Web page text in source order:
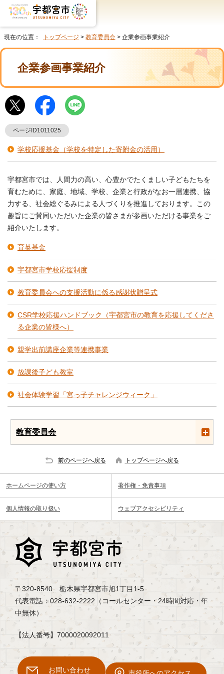
現在の位置： トップページ > 教育委員会 > 企業参画事業紹介
企業参画事業紹介
ページID1011025
学校応援基金（学校を特定した寄附金の活用）
宇都宮市では、人間力の高い、心豊かでたくましい子どもたちを
育むために、家庭、地域、学校、企業と行政がなお一層連携、協
力する、社会総ぐるみによる人づくりを推進しております。この
趣旨にご賛同いただいた企業の皆さまが参画いただける事業をご
紹介いたします。
育英基金
宇都宮市学校応援制度
教育委員会への支援活動に係る感謝状贈呈式
CSR学校応援ハンドブック（宇都宮市の教育を応援してくださ
る企業の皆様へ）
親学出前講座企業等連携事業
放課後子ども教室
社会体験学習「宮っ子チャレンジウィーク」
教育委員会
前のページへ戻る トップページへ戻る
ホームページの使い方 著作権・免責事項
個人情報の取り扱い ウェブアクセシビリティ
〒320-8540 栃木県宇都宮市旭1丁目1-5
代表電話：028-632-2222（コールセンター・24時間対応・年
中無休）
【法人番号】7000020092011
お問い合わせ